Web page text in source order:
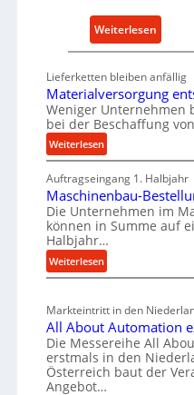
E
r
s
a
t
z
t
l
e
n
a
l
i
g
e
W
r
k
z
e
a
u
p
r
Weiterlesen
D
u
t
s
h
e
W
s
h
a
f
t
Lieferketten bleiben anfällig
Materialversorgung
Weniger Unternehmen
bei der Beschaffung
Weiterlesen:
M
a
t
e
r
i
a
l
e
r
s
o
Auftragseingang 1. Halbjahr
Maschinenbau-
Die Unternehmen im
können in Summe auf
Halbjahr…
Weiterlesen:
M
s
c
h
i
n
Markteintritt in den
All About Automation
Die Messereihe All
erstmals in den
Österreich baut der
Angebot…